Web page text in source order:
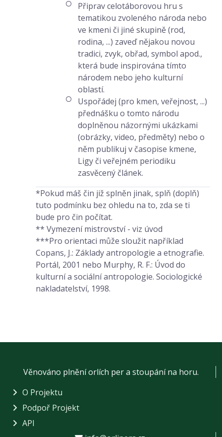
Připrav celotáborovou hru s
tematikou zvoleného národa nebo
ve kmeni či jiné skupině (rod,
rodina, ...) zaveď nějakou novou
tradici, zvyk, obřad, symbol apod.,
která bude inspirována tímto
národem nebo jeho kulturní
oblastí.
Uspořádej (pro kmen, veřejnost, ...)
přednášku o tomto národu
doplněnou názornými ukázkami
(obrázky, video, předměty) nebo o
něm publikuj v časopise kmene,
Ligy či veřejném periodiku
zasvěcený článek.
*Pokud máš čin již splněn jinak, splň (doplň)
tuto podmínku bez ohledu na to, zda se ti
bude pro čin počítat.
** Vymezení mistrovství - viz úvod
***Pro orientaci může sloužit například
Copans, J.: Základy antropologie a etnografie.
Portál, 2001 nebo Murphy, R. F.: Úvod do
kulturní a sociální antropologie. Sociologické
nakladatelství, 1998.
Věnováno plnění orlích per a stoupání na horu.
O Projektu
Podpoř Projekt
API